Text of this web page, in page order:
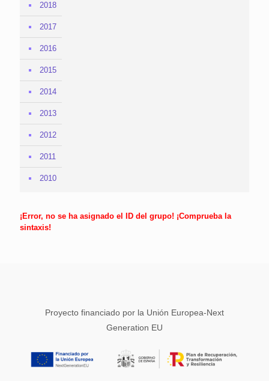
2018
2017
2016
2015
2014
2013
2012
2011
2010
¡Error, no se ha asignado el ID del grupo! ¡Comprueba la
sintaxis!
Proyecto financiado por la Unión Europea-Next
Generation EU